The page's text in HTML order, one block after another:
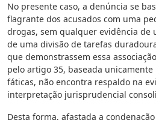
No presente caso, a denúncia se
flagrante dos acusados com uma
drogas, sem qualquer evidência de
de uma divisão de tarefas
que demonstrassem essa
pelo artigo 35, baseada
fáticas, não encontra respaldo na
interpretação jurisprudencial
Desta forma, afastada a